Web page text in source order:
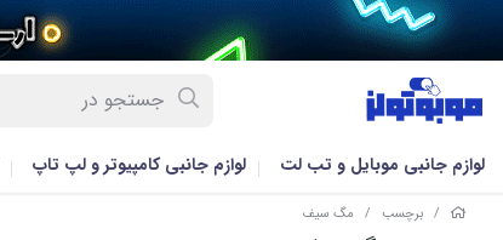
لوازم جانبی موبایل و تب لت لوازم جانبی کامپیوتر و لپ تاپ
/ برچسب / مگ سیف